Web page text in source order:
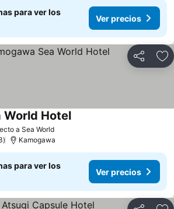
para ver los
Ver precios
Compartir
a Sea World
World Hotel
Kamogawa
para ver los
Ver precios